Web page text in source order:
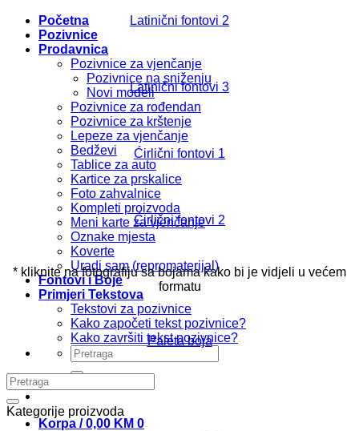
Početna
Pozivnice
Prodavnica
Pozivnice za vjenčanje
Pozivnice na sniženju
Novi modeli
Pozivnice za rođendan
Pozivnice za krštenje
Lepeze za vjenčanje
Bedževi
Tablice za auto
Kartice za prskalice
Foto zahvalnice
Kompleti proizvoda
Meni karte za vjenčanje
Oznake mjesta
Koverte
Uradi sam (repromaterijal)
Fontovi i Boje
Primjeri Tekstova
Tekstovi za pozivnice
Kako započeti tekst pozivnice?
Kako završiti tekst pozivnice?
Pretraži:
Korpa /0,00 KM 0
Latinični fontovi 2
Latinični fontovi 3
Ćirlični fontovi 1
Ćirlični fontovi 2
* kliknite na fotografiju sa bojama kako bi je vidjeli u većem
formatu
Paleta boja
Kategorije proizvoda